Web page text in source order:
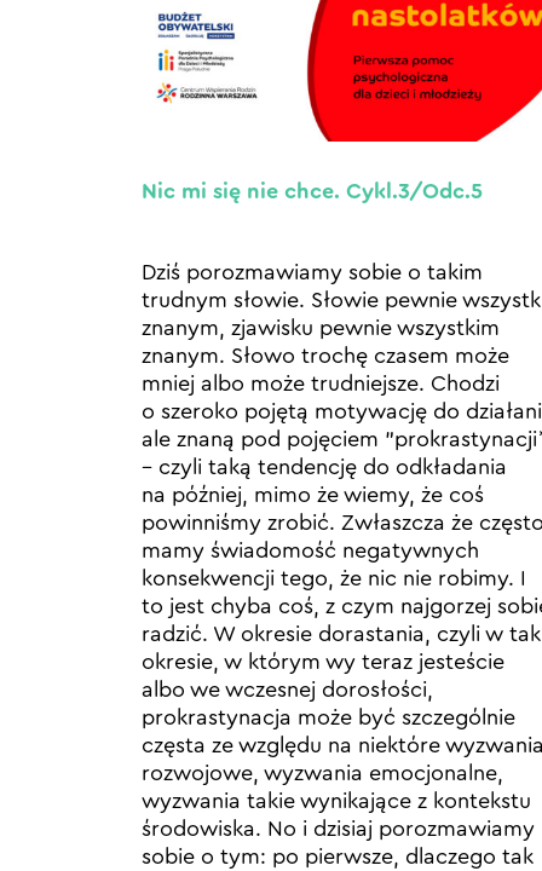
Nic mi się nie chce. Cykl.3/Odc.5
Dziś porozmawiamy sobie o takim
trudnym słowie. Słowie pewnie
znanym, zjawisku pewnie wszystkim
znanym. Słowo trochę czasem może
mniej albo może trudniejsze. Chodzi
o szeroko pojętą motywację do
ale znaną pod pojęciem
– czyli taką tendencję do odkładania
na później, mimo że wiemy, że coś
powinniśmy zrobić. Zwłaszcza że często
mamy świadomość negatywnych
konsekwencji tego, że nic nie robimy. I
to jest chyba coś, z czym najgorzej
radzić. W okresie dorastania, czyli w
okresie, w którym wy teraz jesteście
albo we wczesnej dorosłości,
prokrastynacja może być szczególnie
częsta ze względu na niektóre wyzwania
rozwojowe, wyzwania emocjonalne,
wyzwania takie wynikające z kontekstu
środowiska. No i dzisiaj porozmawiamy
sobie o tym: po pierwsze, dlaczego tak